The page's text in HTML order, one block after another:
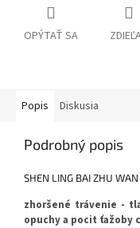
OPÝTAŤ SA
Popis Diskusia
Podrobný popis
SHEN LING BAI ZHU
zhoršené trávenie -
opuchy a pocit ťažoby